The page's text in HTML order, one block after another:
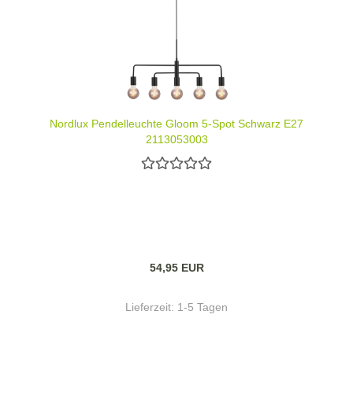
Nordlux Pendelleuchte Gloom 5-Spot Schwarz E27
2113053003
54,95 EUR
Lieferzeit: 1-5 Tagen